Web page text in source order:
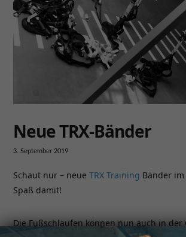
Neue TRX-Bänder
3. September 2019
Schaut nur – neue TRX Training Bänder im
Spaß damit!
Die Fußschlaufen können nun auch in der